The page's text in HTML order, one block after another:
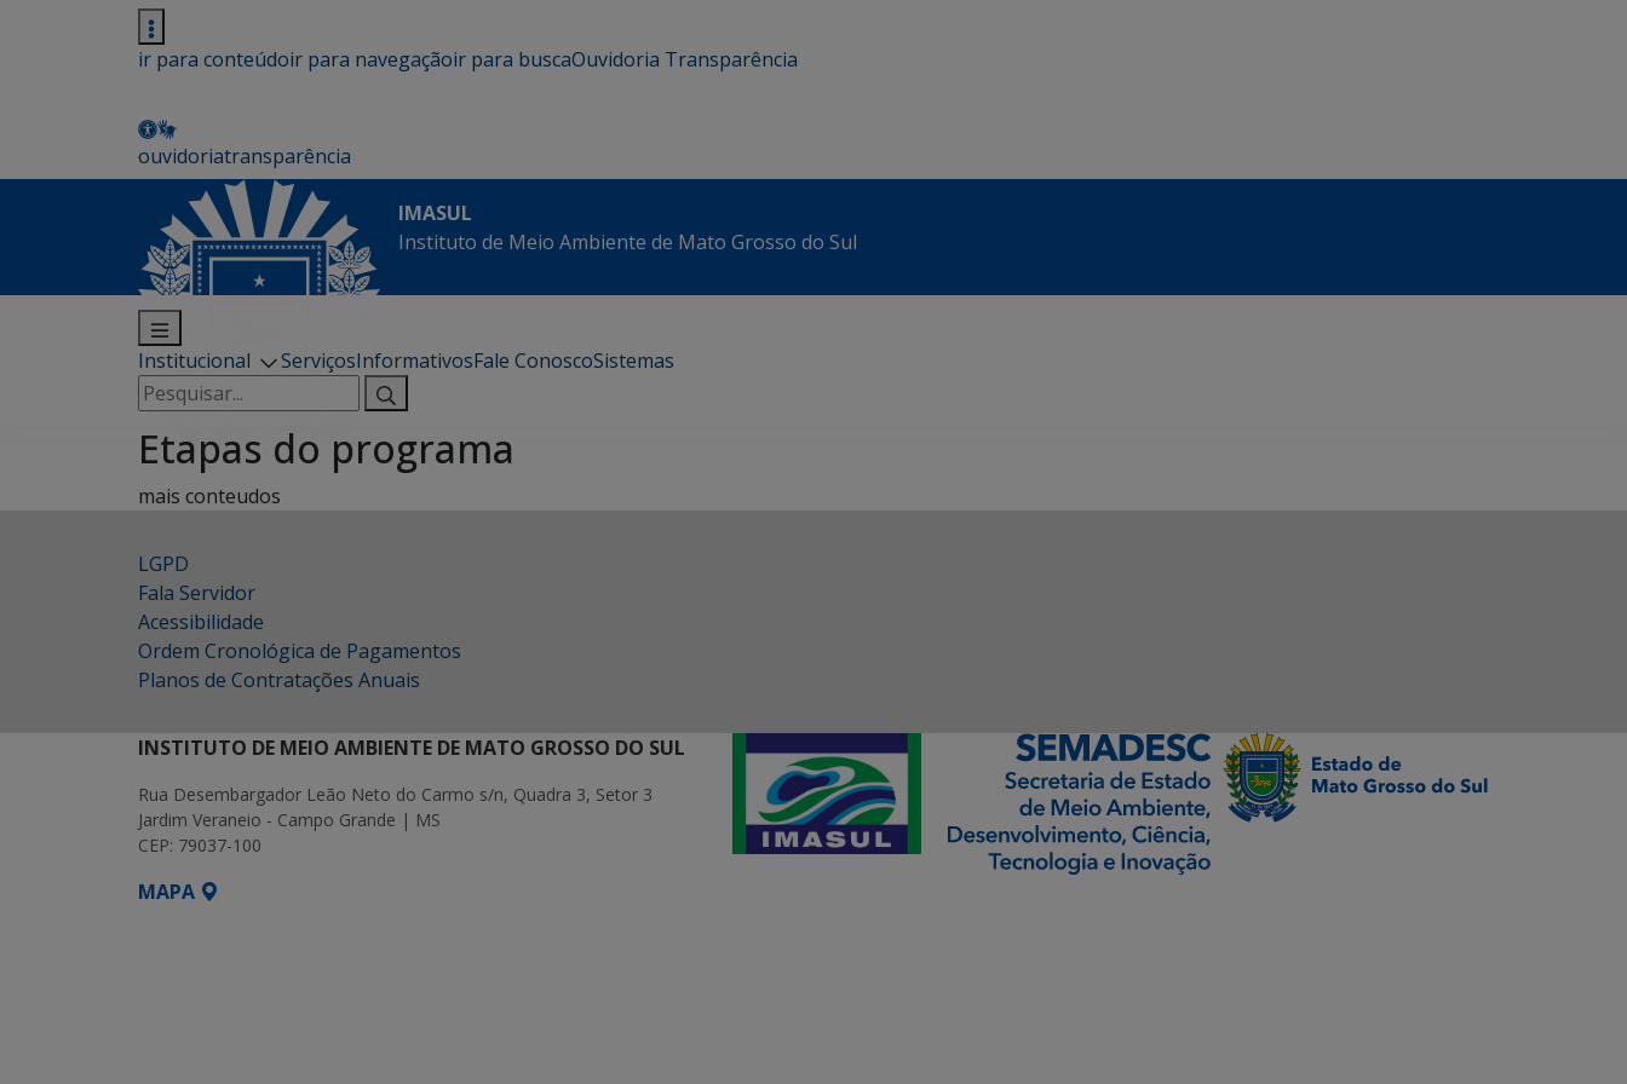
ir para conteúdoir para navegaçãoir para buscaOuvidoria Transparência
ouvidoriatransparência
IMASUL
Instituto de Meio Ambiente de Mato Grosso do Sul
Institucional ServiçosInformativosFale ConoscoSistemas
Pesquisar
por:
Etapas do programa
mais conteudos
LGPD
Fala Servidor
Acessibilidade
Ordem Cronológica de Pagamentos
Planos de Contratações Anuais
INSTITUTO DE MEIO AMBIENTE DE MATO GROSSO DO SUL
Rua Desembargador Leão Neto do Carmo s/n, Quadra 3, Setor 3
Jardim Veraneio - Campo Grande | MS
CEP: 79037-100
MAPA